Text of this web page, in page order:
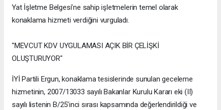
Yat İşletme Belgesi’ne sahip işletmelerin temel olarak
konaklama hizmeti verdiğini vurguladı.
"MEVCUT KDV UYGULAMASI AÇIK BİR ÇELİŞKİ
OLUŞTURUYOR"
İYİ Partili Ergun, konaklama tesislerinde sunulan geceleme
hizmetinin, 2007/13033 sayılı Bakanlar Kurulu Kararı eki (II)
sayılı listenin B/25’inci sırası kapsamında değerlendirildiği ve